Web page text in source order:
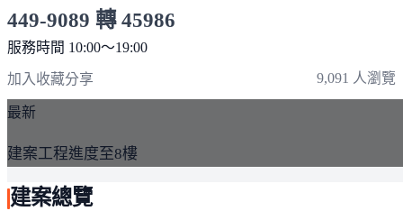
449-9089 轉 45986
服務時間 10:00～19:00
加入收藏分享 9,091 人瀏覽
最新
建案工程進度至8樓
建案總覽